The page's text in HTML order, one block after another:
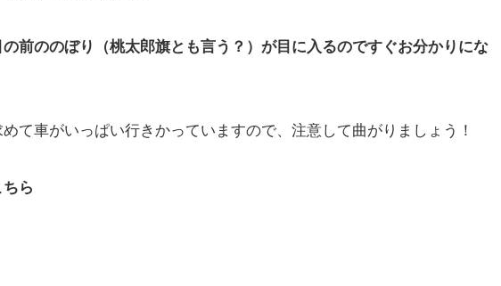
前ののぼり（桃太郎旗とも言う？）が目に入るのですぐお分かりにな
て車がいっぱい行きかっていますので、注意して曲がりましょう！
ちら